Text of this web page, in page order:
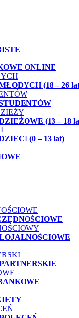
ONLINE
(18 – 26
(13 – 18
(0 – 13 lat)